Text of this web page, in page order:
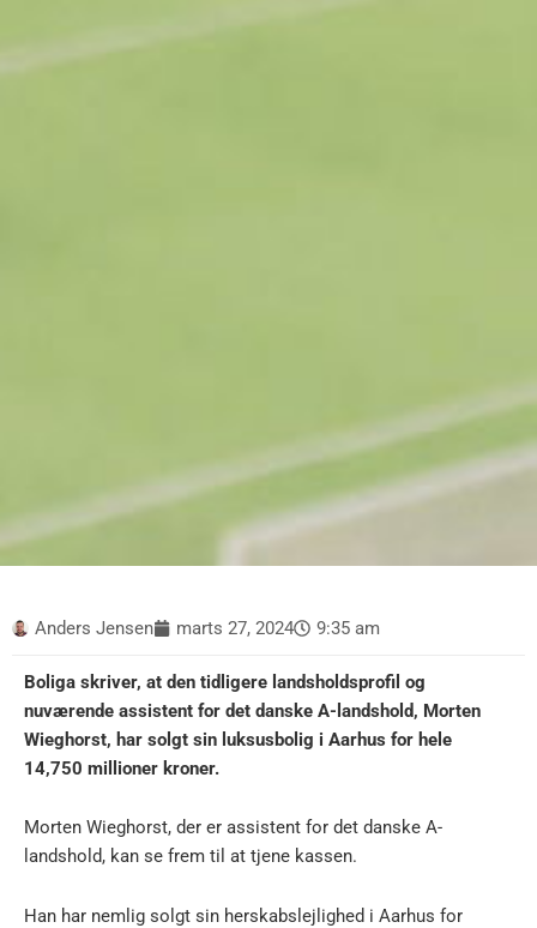
Anders Jensen marts 27, 2024 9:35 am
Boliga skriver, at den tidligere landsholdsprofil og
nuværende assistent for det danske A-landshold, Morten
Wieghorst, har solgt sin luksusbolig i Aarhus for hele
14,750 millioner kroner.
Morten Wieghorst, der er assistent for det danske A-
landshold, kan se frem til at tjene kassen.
Han har nemlig solgt sin herskabslejlighed i Aarhus for